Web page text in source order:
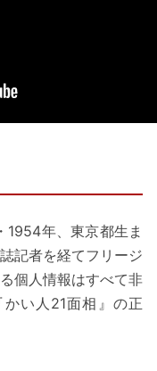
1954年、東京都生ま
記者を経てフリージ
個人情報はすべて非
い人21面相』の正